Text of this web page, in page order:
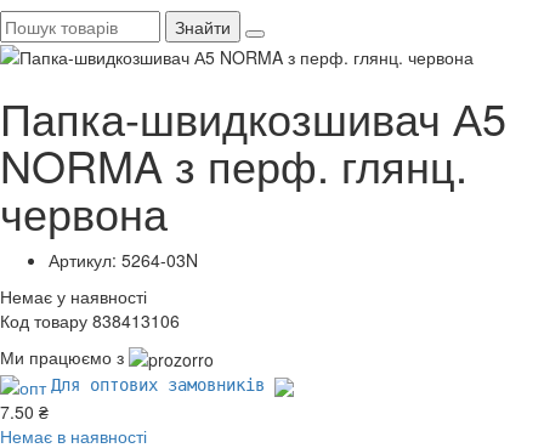
Знайти
Папка-швидкозшивач А5
NORMA з перф. глянц.
червона
Артикул: 5264-03N
Немає у наявності
Код товару 838413106
Ми працюємо з
Для оптових замовників
7.50 ₴
Немає в наявності